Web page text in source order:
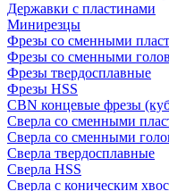
Державки с пластинами
Минирезцы
Фрезы со сменными
Фрезы со сменными
Фрезы твердосплавные
Фрезы HSS
CBN концевые фрезы
Сверла со сменными
Сверла со сменными
Сверла твердосплавные
Сверла HSS
Сверла с коническим